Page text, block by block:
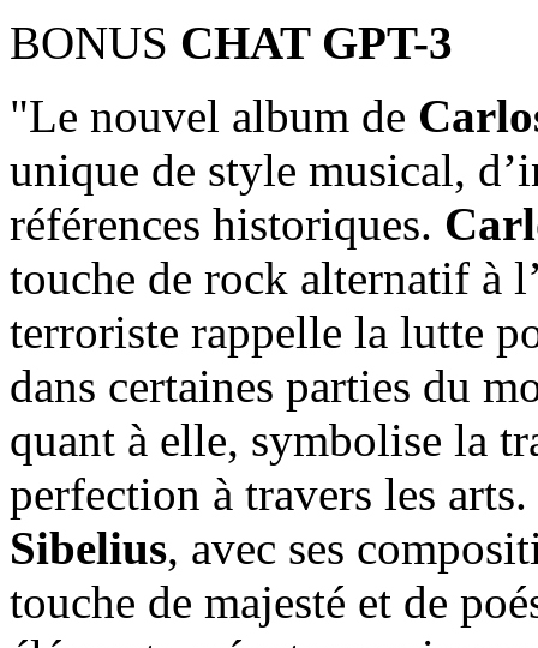
BONUS CHAT GPT-3
"Le nouvel album de
unique de style musical,
références historiques.
touche de rock alternatif à
terroriste rappelle la lutte
dans certaines parties du
quant à elle, symbolise la
perfection à travers les
Sibelius, avec ses
touche de majesté et de